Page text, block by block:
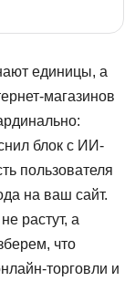
единицы, а
магазинов
блок с ИИ-
пользователя
на ваш сайт.
растут, а
что
торговли и